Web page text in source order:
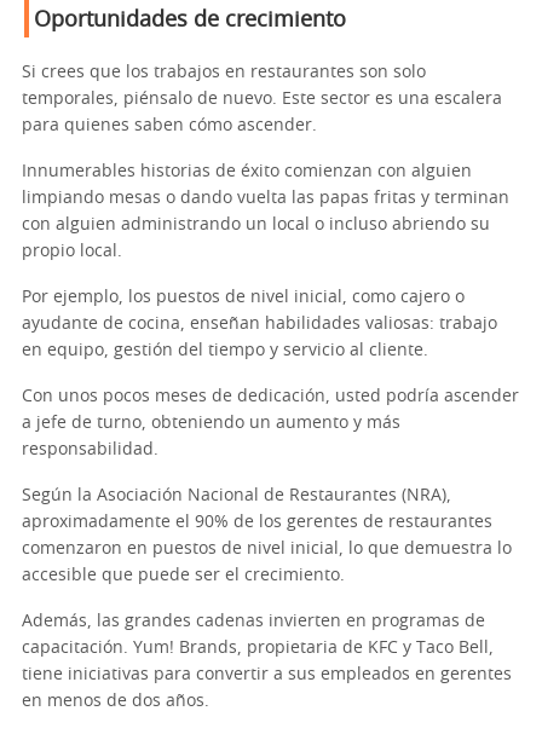
Oportunidades de crecimiento
Si crees que los trabajos en restaurantes son solo
temporales, piénsalo de nuevo. Este sector es una escalera
para quienes saben cómo ascender.
Innumerables historias de éxito comienzan con alguien
limpiando mesas o dando vuelta las papas fritas y terminan
con alguien administrando un local o incluso abriendo su
propio local.
Por ejemplo, los puestos de nivel inicial, como cajero o
ayudante de cocina, enseñan habilidades valiosas: trabajo
en equipo, gestión del tiempo y servicio al cliente.
Con unos pocos meses de dedicación, usted podría ascender
a jefe de turno, obteniendo un aumento y más
responsabilidad.
Según la Asociación Nacional de Restaurantes (NRA),
aproximadamente el 90% de los gerentes de restaurantes
comenzaron en puestos de nivel inicial, lo que demuestra lo
accesible que puede ser el crecimiento.
Además, las grandes cadenas invierten en programas de
capacitación. Yum! Brands, propietaria de KFC y Taco Bell,
tiene iniciativas para convertir a sus empleados en gerentes
en menos de dos años.